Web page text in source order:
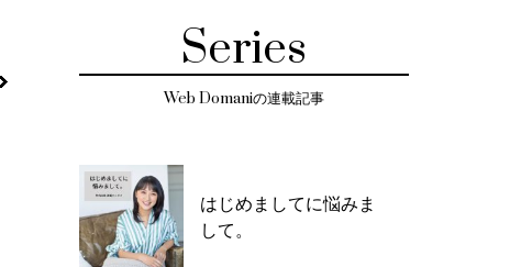
Series
Web Domaniの連載記事
はじめましてに悩みま
して。